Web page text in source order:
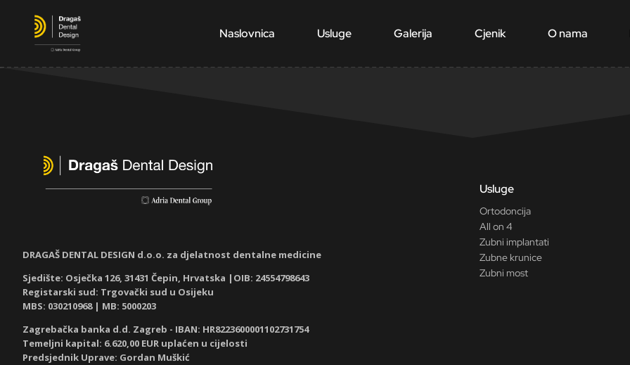
Naslovnica Usluge Galerija Cjenik O nama
DRAGAŠ DENTAL DESIGN d.o.o. za djelatnost dentalne medicine
Sjedište: Osječka 126, 31431 Čepin, Hrvatska |OIB: 24554798643
Registarski sud: Trgovački sud u Osijeku
MBS: 030210968 | MB: 5000203
Zagrebačka banka d.d. Zagreb - IBAN: HR8223600001102731754
Temeljni kapital: 6.620,00 EUR uplaćen u cijelosti
Predsjednik Uprave: Gordan Muškić
Usluge
Ortodoncija
All on 4
Zubni implantati
Zubne krunice
Zubni most